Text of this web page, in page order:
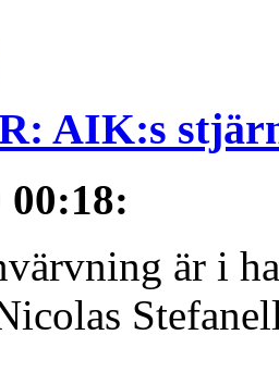
AIK:s
00:18:
är i